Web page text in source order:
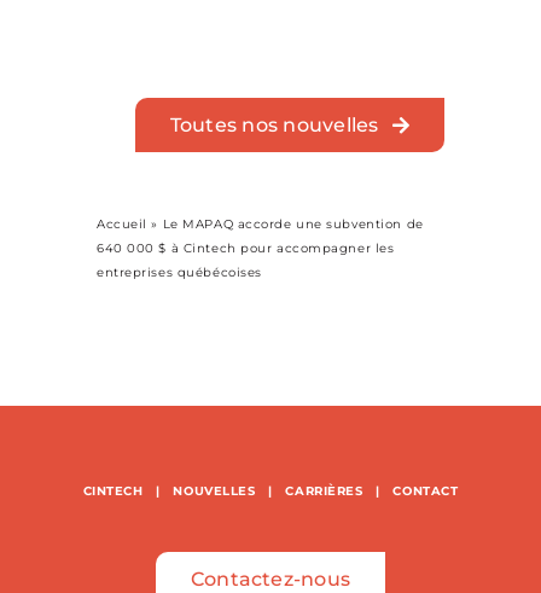
Toutes nos nouvelles
Accueil » Le MAPAQ accorde une subvention de
640 000 $ à Cintech pour accompagner les
entreprises québécoises
CINTECH |NOUVELLES |CARRIÈRES |CONTACT
Contactez-nous